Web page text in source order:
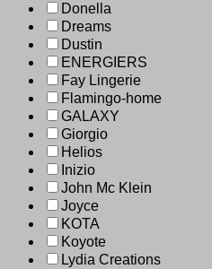
Donella
Dreams
Dustin
ENERGIERS
Fay Lingerie
Flamingo-home
GALAXY
Giorgio
Helios
Inizio
John Mc Klein
Joyce
KOTA
Koyote
Lydia Creations